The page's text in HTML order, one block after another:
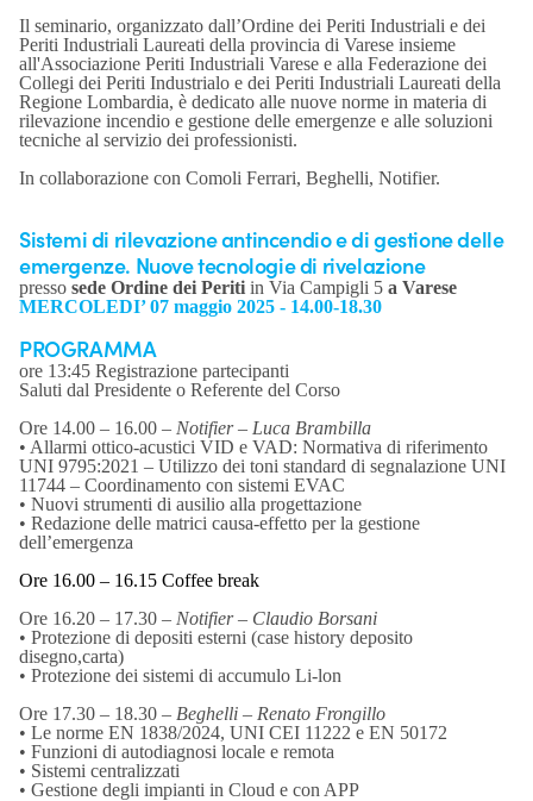
Il seminario, organizzato dall’Ordine dei Periti Industriali e dei
Periti Industriali Laureati della provincia di Varese insieme
all'Associazione Periti Industriali Varese e alla Federazione dei
Collegi dei Periti Industrialo e dei Periti Industriali Laureati della
Regione Lombardia, è dedicato alle nuove norme in materia di
rilevazione incendio e gestione delle emergenze e alle soluzioni
tecniche al servizio dei professionisti.
In collaborazione con Comoli Ferrari, Beghelli, Notifier.
Sistemi di rilevazione antincendio e di gestione delle
emergenze. Nuove tecnologie di rivelazione
presso sede Ordine dei Periti in Via Campigli 5 a Varese
MERCOLEDI’ 07 maggio 2025 - 14.00-18.30
PROGRAMMA
ore 13:45 Registrazione partecipanti
Saluti dal Presidente o Referente del Corso
Ore 14.00 – 16.00 – Notifier – Luca Brambilla
• Allarmi ottico-acustici VID e VAD: Normativa di riferimento
UNI 9795:2021 – Utilizzo dei toni standard di segnalazione UNI
11744 – Coordinamento con sistemi EVAC
• Nuovi strumenti di ausilio alla progettazione
• Redazione delle matrici causa-effetto per la gestione
dell’emergenza
Ore 16.00 – 16.15 Coffee break
Ore 16.20 – 17.30 – Notifier – Claudio Borsani
• Protezione di depositi esterni (case history deposito
disegno,carta)
• Protezione dei sistemi di accumulo Li-lon
Ore 17.30 – 18.30 – Beghelli – Renato Frongillo
• Le norme EN 1838/2024, UNI CEI 11222 e EN 50172
• Funzioni di autodiagnosi locale e remota
• Sistemi centralizzati
• Gestione degli impianti in Cloud e con APP